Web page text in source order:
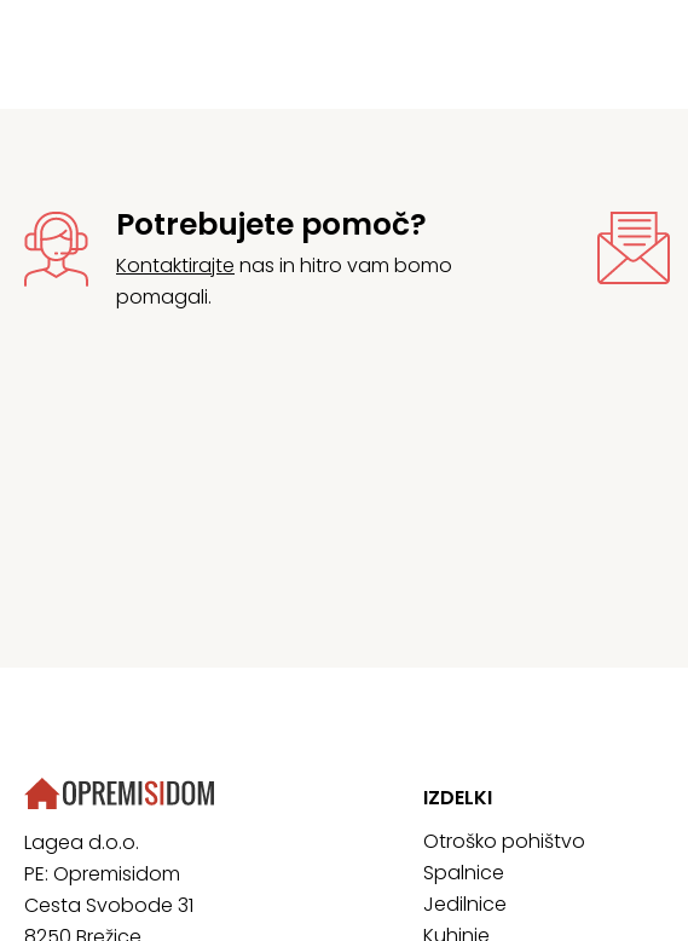
Potrebujete pomoč?
Kontaktirajte nas in hitro vam bomo
pomagali.
Lagea d.o.o.
PE: Opremisidom
Cesta Svobode 31
IZDELKI
Otroško pohištvo
Spalnice
Jedilnice